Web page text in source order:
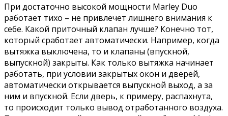
При достаточно высокой мощности Marley Duo
работает тихо – не привлечет лишнего внимания к
себе. Какой приточный клапан лучше? Конечно тот,
который сработает автоматически. Например, когда
вытяжка выключена, то и клапаны (впускной,
выпускной) закрыты. Как только вытяжка начинает
работать, при условии закрытых окон и дверей,
автоматически открывается выпускной выход, а за
ним и впускной. Если дверь, к примеру, распахнута,
то происходит только вывод отработанного воздуха.